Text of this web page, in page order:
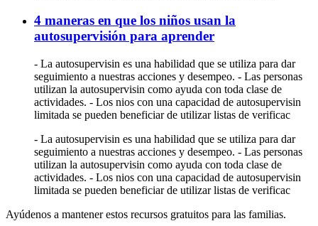
4 maneras en que los niños usan la
autosupervisión para aprender
- La autosupervisin es una habilidad que se utiliza para dar
seguimiento a nuestras acciones y desempeo. - Las personas
utilizan la autosupervisin como ayuda con toda clase de
actividades. - Los nios con una capacidad de autosupervisin
limitada se pueden beneficiar de utilizar listas de verificac
- La autosupervisin es una habilidad que se utiliza para dar
seguimiento a nuestras acciones y desempeo. - Las personas
utilizan la autosupervisin como ayuda con toda clase de
actividades. - Los nios con una capacidad de autosupervisin
limitada se pueden beneficiar de utilizar listas de verificac
Ayúdenos a mantener estos recursos gratuitos para las familias.